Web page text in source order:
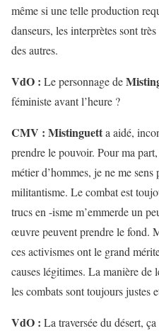
même si une telle production
danseurs, les interprètes sont
des autres.
VdO : Le personnage de
féministe avant l’heure ?
CMV : Mistinguetta aidé,
prendre le pouvoir. Pour ma
métier d’hommes, je ne me sens
militantisme. Le combat est
trucs en -isme m’emmerde un
œuvre peuvent prendre le fond.
ces activismes ont le grand
causes légitimes. La manière de
les combats sont toujours justes
VdO : La traversée du désert,